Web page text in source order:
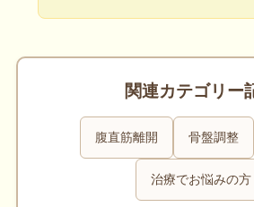
関連カテゴリー
腹直筋離開 骨盤調整
治療でお悩みの方